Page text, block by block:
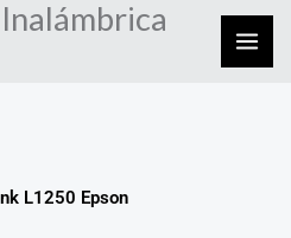
L1250 Epson